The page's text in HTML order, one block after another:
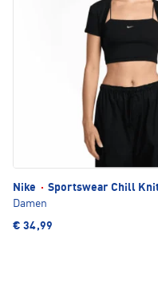
Nike · Sportswear Chill
Damen
€ 34,99